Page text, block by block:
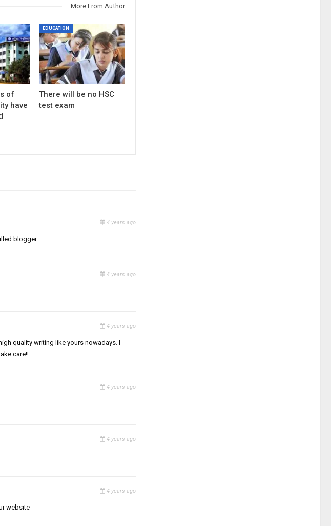
More From Author
of
have
EDUCATION
There will be no HSC
test exam
4 years ago
blogger.
4 years ago
4 years ago
quality writing like yours nowadays. I
care!!
4 years ago
4 years ago
4 years ago
website